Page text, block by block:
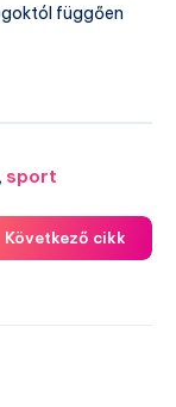
függően
, sport
Következő cikk